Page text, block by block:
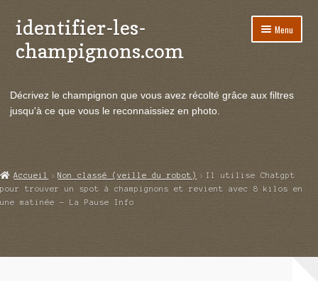
Aller
à
la
Aller
au
contenu
identifier-les-
champignons.com
Menu
le
Actualités
menu
enfant
Echanges et contacts
Ouvrir
le
Mycologie
Décrivez le champignon que vous avez récolté grâce aux filtres
jusqu'à ce que vous le reconnaissiez en photo.
Accueil Non classé (veille du robot)
Il utilise Chatgpt
pour trouver un spot à champignons et revient avec 8 kilos en
une matinée – La Pause Info